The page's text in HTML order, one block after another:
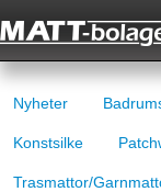
Nyheter
Konstsilke
Trasmattor/